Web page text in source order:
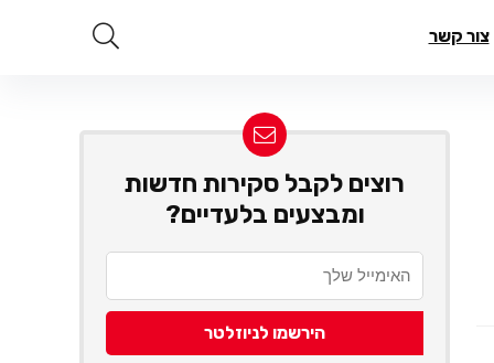
צור קשר
רוצים לקבל סקירות חדשות
ומבצעים בלעדיים?